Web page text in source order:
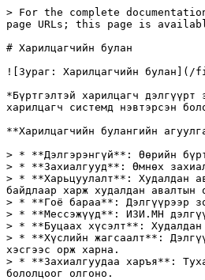
> For the complete
page URLs; this page is
# Харилцагчийн булан
![Зураг: Харилцагчийн булан](/
*Бүртгэлтэй харилцагч
харилцагч системд нэвтэрсэн
**Харилцагчийн булангийн
> * **Дэлгэрэнгүй**: Өөрийн
> * **Захиалгууд**: Өмнөх
> * **Харьцуулалт**: Худалдан
байдлаар харж худалдан
> * **Гоё бараа**: Дэлгүүрээр
> * **Мессэжүүд**: ИЗИ.МН
> * **Буцаах хүсэлт**: Худалдан
> * **Хүслийн жагсаалт**:
хэсгээс орж харна.
> * **Захиалгуудаа харъя**:
бололцоог олгоно.